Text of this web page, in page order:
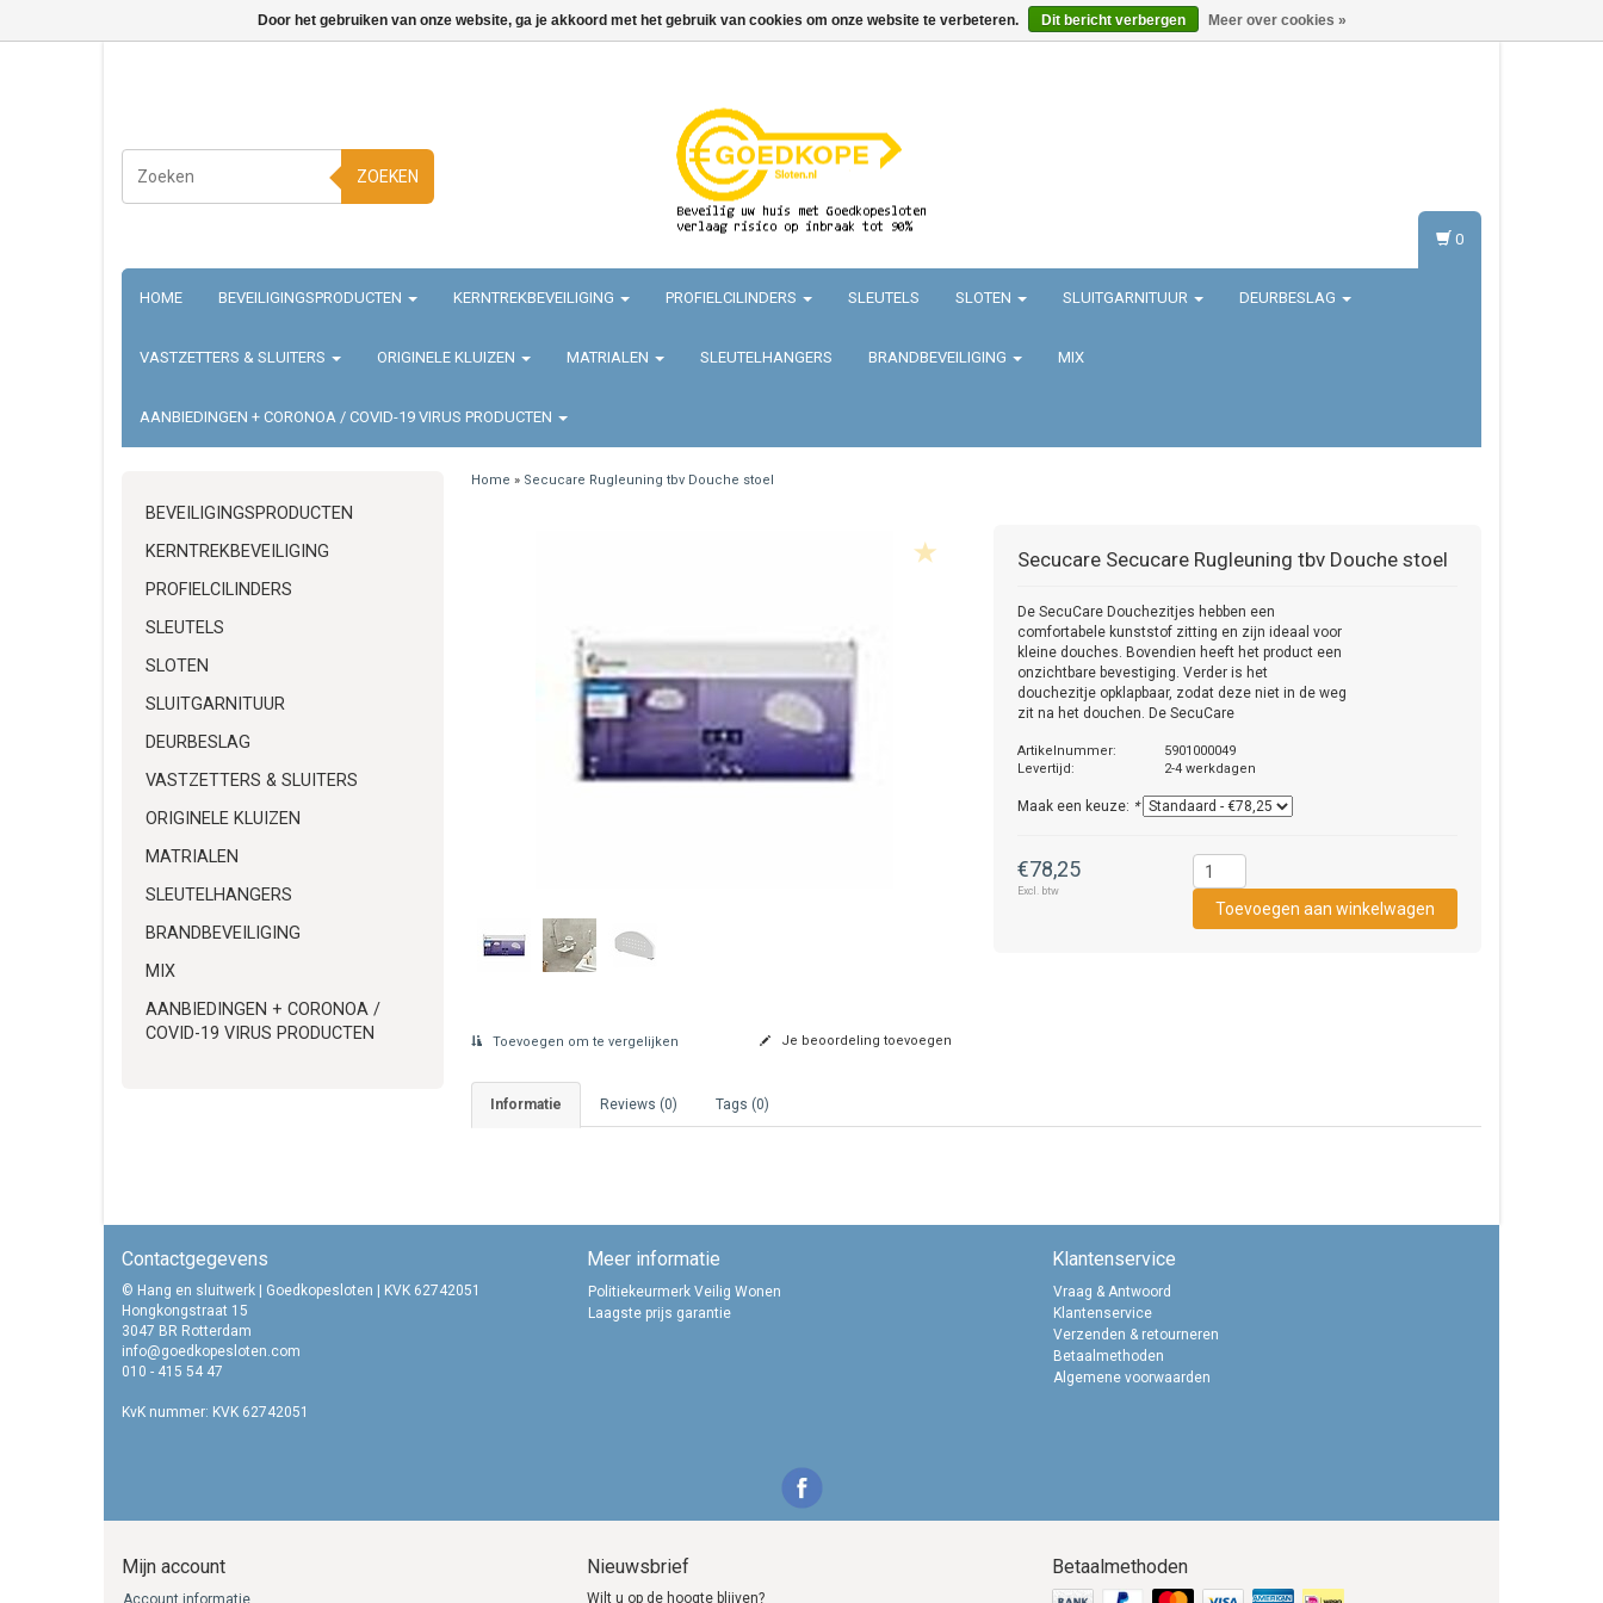
ZOEKEN
HOME BEVEILIGINGSPRODUCTEN KERNTREKBEVEILIGING PROFIELCILINDERS SLEUTELS SLOTEN SLUITGARNITUUR DEURBESLAG
VASTZETTERS & SLUITERS ORIGINELE KLUIZEN MATRIALEN SLEUTELHANGERS BRANDBEVEILIGING MIX
AANBIEDINGEN + CORONOA / COVID-19 VIRUS PRODUCTEN
0
BEVEILIGINGSPRODUCTEN
KERNTREKBEVEILIGING
PROFIELCILINDERS
SLEUTELS
SLOTEN
SLUITGARNITUUR
DEURBESLAG
VASTZETTERS & SLUITERS
ORIGINELE KLUIZEN
MATRIALEN
SLEUTELHANGERS
BRANDBEVEILIGING
MIX
AANBIEDINGEN + CORONOA /
COVID-19 VIRUS PRODUCTEN
Home » Secucare Rugleuning tbv Douche stoel
Secucare Secucare Rugleuning tbv Douche stoel
De SecuCare Douchezitjes hebben een
comfortabele kunststof zitting en zijn ideaal voor
kleine douches. Bovendien heeft het product een
onzichtbare bevestiging. Verder is het
douchezitje opklapbaar, zodat deze niet in de weg
zit na het douchen. De SecuCare
Artikelnummer:
5901000049
Levertijd:
2-4 werkdagen
Maak een keuze: *
€78,25
Excl. btw
Toevoegen om te vergelijken Je beoordeling toevoegen
Informatie Reviews (0) Tags (0)
Contactgegevens
© Hang en sluitwerk | Goedkopesloten | KVK 62742051
Hongkongstraat 15
3047 BR Rotterdam
info@goedkopesloten.com
010 - 415 54 47
KvK nummer: KVK 62742051
Meer informatie
Politiekeurmerk Veilig Wonen
Laagste prijs garantie
Klantenservice
Vraag & Antwoord
Klantenservice
Verzenden & retourneren
Betaalmethoden
Algemene voorwaarden
Mijn account
Account informatie
Nieuwsbrief
Wilt u op de hoogte blijven?
Betaalmethoden
Door het gebruiken van onze website, ga je akkoord met het gebruik van cookies om onze website te verbeteren. Dit bericht verbergen Meer over cookies »